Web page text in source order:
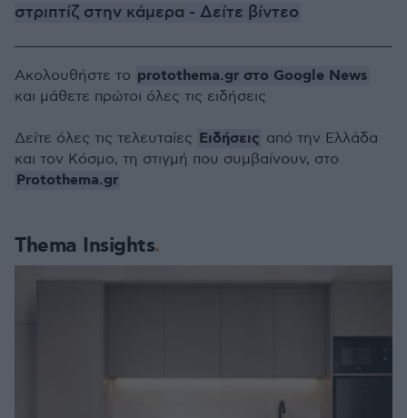
στριπτίζ στην κάμερα - Δείτε βίντεο
Thema Insights
Ακολουθήστε το protothema.gr στο Google News
και μάθετε πρώτοι όλες τις ειδήσεις
Δείτε όλες τις τελευταίες Ειδήσεις από την Ελλάδα
και τον Κόσμο, τη στιγμή που συμβαίνουν, στο
Protothema.gr